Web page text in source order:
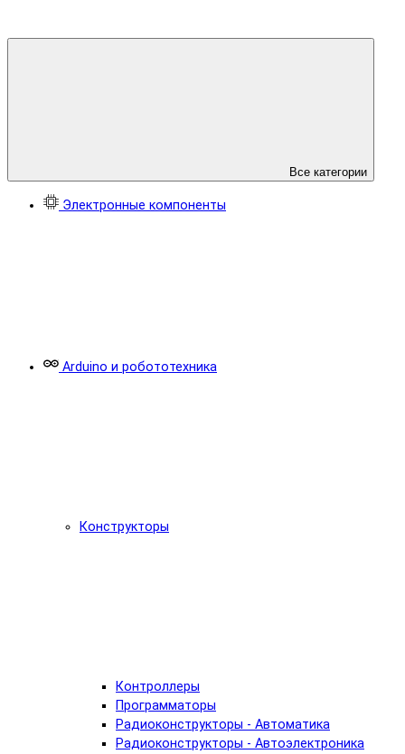
Все категории
Электронные компоненты
Arduino и робототехника
Конструкторы
Контроллеры
Программаторы
Радиоконструкторы - Автоматика
Радиоконструкторы - Автоэлектроника